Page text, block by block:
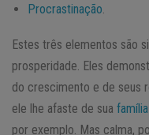
Procrastinação
Estes três elementos são
prosperidade. Eles
do crescimento e de seus
ele lhe afaste de sua família
por exemplo. Mas calma,